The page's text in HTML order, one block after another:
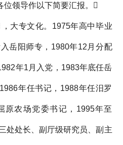
领导作以下简要汇报。
专文化。1975年高中毕业
岳阳师专，1980年12月分配
年1月入党，1983年底任岳
年任书记，1988年任汨罗
原农场党委书记，1995年至
处处长、副厅级研究员、副主